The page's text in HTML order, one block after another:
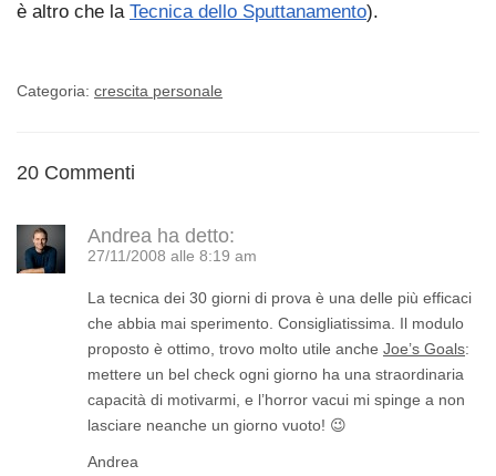
è altro che la Tecnica dello Sputtanamento).
Categoria: crescita personale
20 Commenti
Andrea ha detto:
27/11/2008 alle 8:19 am
La tecnica dei 30 giorni di prova è una delle più efficaci
che abbia mai sperimento. Consigliatissima. Il modulo
proposto è ottimo, trovo molto utile anche Joe’s Goals:
mettere un bel check ogni giorno ha una straordinaria
capacità di motivarmi, e l’horror vacui mi spinge a non
lasciare neanche un giorno vuoto! 😉
Andrea